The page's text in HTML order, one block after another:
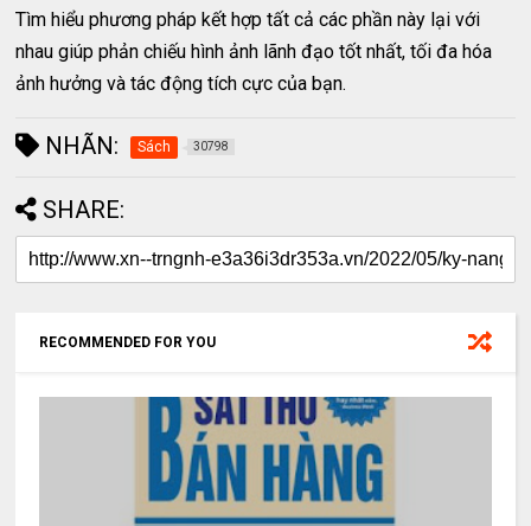
Tìm hiểu phương pháp kết hợp tất cả các phần này lại với
nhau giúp phản chiếu hình ảnh lãnh đạo tốt nhất, tối đa hóa
ảnh hưởng và tác động tích cực của bạn.
NHÃN: Sách 30798
SHARE:
RECOMMENDED FOR YOU